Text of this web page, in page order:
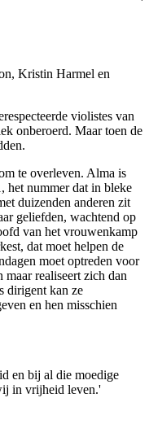
Kristin Harmel en
violistes van
onberoerd. Maar toen de
te overleven. Alma is
het nummer dat in bleke
duizenden anderen zit
geliefden, wachtend op
van het vrouwenkamp
dat moet helpen de
moet optreden voor
realiseert zich dan
dirigent kan ze
en hen misschien
en bij al die moedige
in vrijheid leven.'